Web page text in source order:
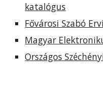
katalógus
Fővárosi Szabó
Magyar
Országos